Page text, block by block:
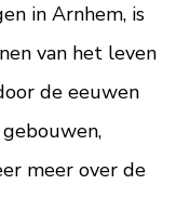
in Arnhem, is
van het leven
de eeuwen
meer over de